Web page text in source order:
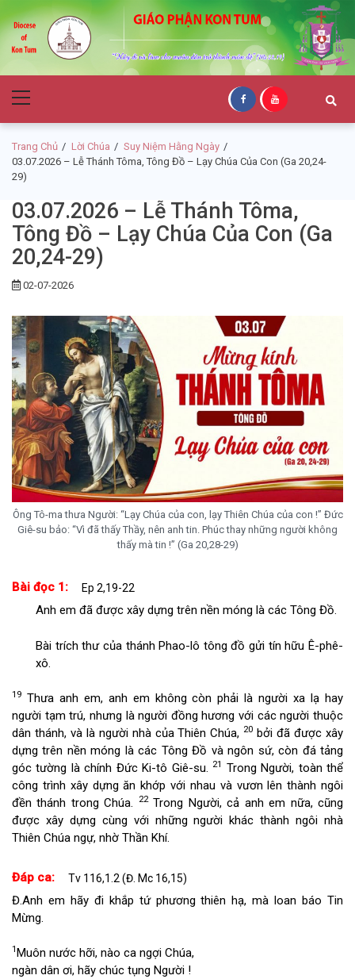
to
navigation
to
content
Giáo Phận Kon
Tum
Menu
Trang Chủ Lời Chúa
Suy Niệm Hằng Ngày
03.07.2026 – Lễ Thánh Tôma, Tông Đồ – Lạy Chúa Của Con (Ga 20,24-
29)
03.07.2026 – Lễ Thánh Tôma,
Tông Đồ – Lạy Chúa Của Con (Ga
20,24-29)
02-07-2026
Ông Tô-ma thưa Người: “Lạy Chúa của con, lạy Thiên Chúa của con !” Đức
Giê-su bảo: “Vì đã thấy Thầy, nên anh tin. Phúc thay những người không
thấy mà tin !” (Ga 20,28-29)
Bài đọc 1: Ep 2,19-22
Anh em đã được xây dựng trên nền móng là các Tông Đồ.
Bài trích thư của thánh Phao-lô tông đồ gửi tín hữu Ê-phê-
xô.
19 Thưa anh em, anh em không còn phải là người xa lạ hay
người tạm trú, nhưng là người đồng hương với các người thuộc
dân thánh, và là người nhà của Thiên Chúa, 20 bởi đã được xây
dựng trên nền móng là các Tông Đồ và ngôn sứ, còn đá tảng
góc tường là chính Đức Ki-tô Giê-su. 21
Trong Người, toàn thể
công trình xây dựng ăn khớp với nhau và vươn lên thành ngôi
đền thánh trong Chúa.
22Trong Người, cả anh em nữa, cũng
được xây dựng cùng với những người khác thành ngôi nhà
Thiên Chúa ngự, nhờ Thần Khí.
Đáp ca: Tv 116,1.2 (Đ. Mc 16,15)
Đ.Anh em hãy đi khắp tứ phương thiên hạ, mà loan báo Tin
Mừng.
1Muôn nước hỡi, nào ca ngợi Chúa,
ngàn dân ơi, hãy chúc tụng Người !